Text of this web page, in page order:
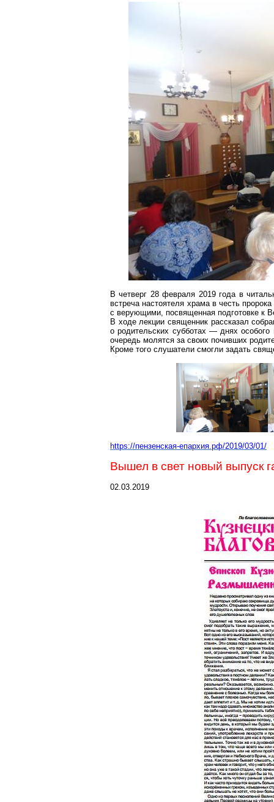
В четверг 28 февраля 2019 года в
встреча настоятеля храма в честь
с верующими, посвященная подготовке к
В ходе лекции священник рассказал
о родительских субботах — днях
очередь молятся за своих почивших
Кроме того слушатели смогли задать
https://пензенская-епархия.рф/2019/03/01/
Вышел в свет новый выпуск
02.03.2019